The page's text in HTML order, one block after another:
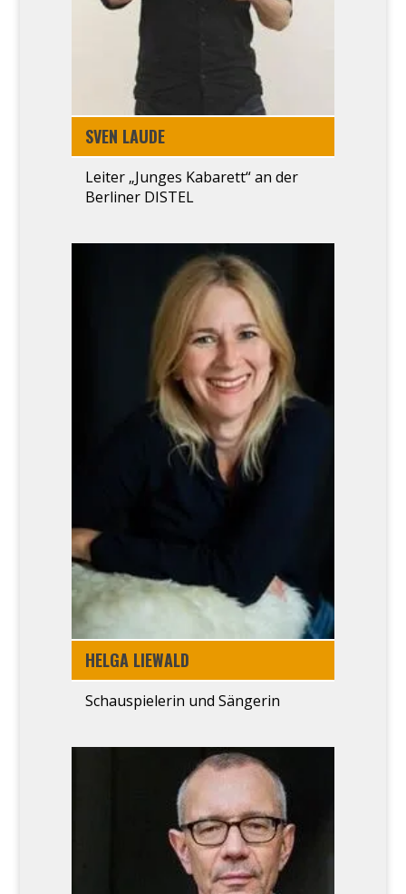
SVEN LAU­DE
Lei­ter „Jun­ges Kaba­rett“ an der
Ber­li­ner DISTEL
HEL­GA LIE­WALD
Schau­spie­le­rin und Sän­ge­rin